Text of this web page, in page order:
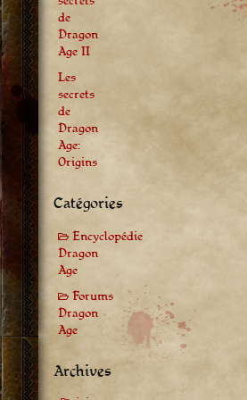
de
Dragon
Age II
Les
secrets
de
Dragon
Age:
Origins
Catégories
Encyclopédie
Dragon
Age
Forums
Dragon
Age
Archives